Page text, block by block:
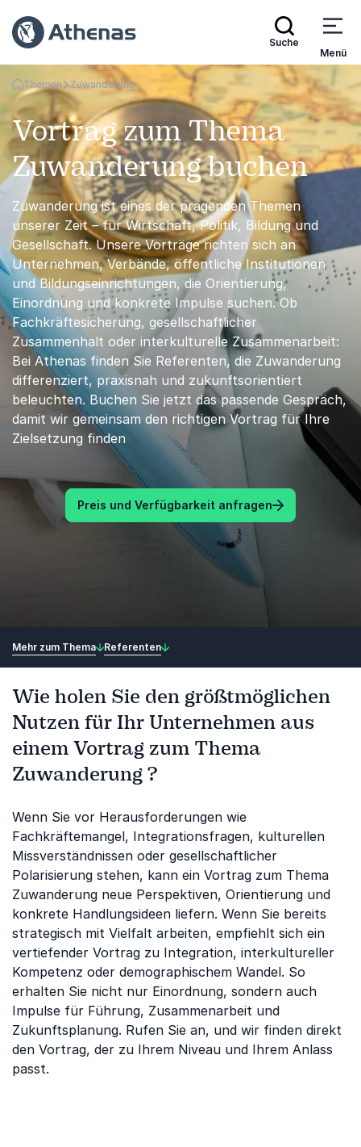
Suche
Menü
Zurück zur Startseite
Themen Zuwanderung
Vortrag zum Thema
Zuwanderung buchen
Zuwanderung ist eines der prägenden Themen
unserer Zeit – für Wirtschaft, Politik, Bildung und
Gesellschaft. Unsere Vorträge richten sich an
Unternehmen, Verbände, öffentliche Institutionen
und Bildungseinrichtungen, die Orientierung,
Einordnung und konkrete Impulse suchen. Ob
Fachkräftesicherung, gesellschaftlicher
Zusammenhalt oder interkulturelle Zusammenarbeit:
Bei Athenas finden Sie Referenten, die Zuwanderung
differenziert, praxisnah und zukunftsorientiert
beleuchten. Buchen Sie jetzt das passende Gespräch,
damit wir gemeinsam den richtigen Vortrag für Ihre
Zielsetzung finden
Preis und Verfügbarkeit anfragen
Mehr zum Thema Referenten
Wie holen Sie den größtmöglichen
Nutzen für Ihr Unternehmen aus
einem Vortrag zum Thema
Zuwanderung ?
Wenn Sie vor Herausforderungen wie
Fachkräftemangel, Integrationsfragen, kulturellen
Missverständnissen oder gesellschaftlicher
Polarisierung stehen, kann ein Vortrag zum Thema
Zuwanderung neue Perspektiven, Orientierung und
konkrete Handlungsideen liefern. Wenn Sie bereits
strategisch mit Vielfalt arbeiten, empfiehlt sich ein
vertiefender Vortrag zu Integration, interkultureller
Kompetenz oder demographischem Wandel. So
erhalten Sie nicht nur Einordnung, sondern auch
Impulse für Führung, Zusammenarbeit und
Zukunftsplanung. Rufen Sie an, und wir finden direkt
den Vortrag, der zu Ihrem Niveau und Ihrem Anlass
passt.